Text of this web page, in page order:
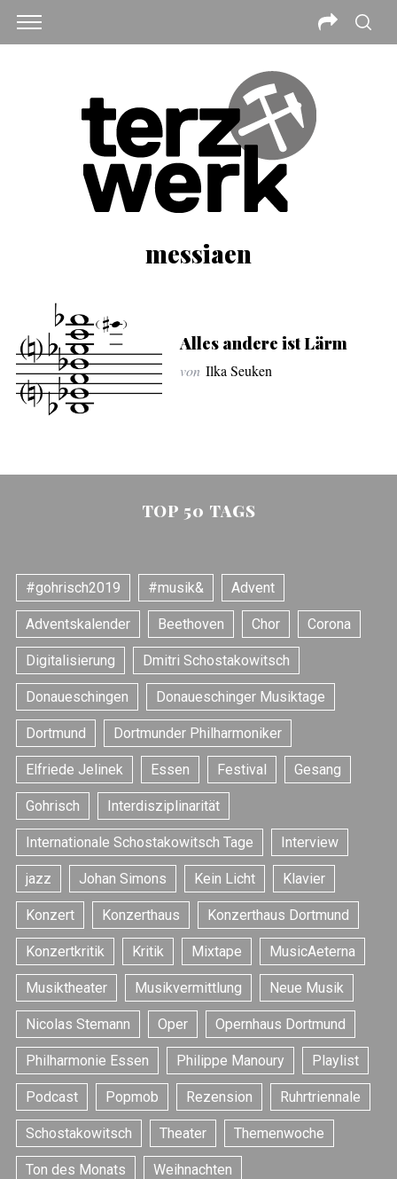
messiaen
Alles andere ist Lärm
von Ilka Seuken
TOP 50 TAGS
#gohrisch2019 #musik& Advent
Adventskalender Beethoven Chor Corona
Digitalisierung Dmitri Schostakowitsch
Donaueschingen Donaueschinger Musiktage
Dortmund Dortmunder Philharmoniker
Elfriede Jelinek Essen Festival Gesang
Gohrisch Interdisziplinarität
Internationale Schostakowitsch Tage Interview
jazz Johan Simons Kein Licht Klavier
Konzert Konzerthaus Konzerthaus Dortmund
Konzertkritik Kritik Mixtape MusicAeterna
Musiktheater Musikvermittlung Neue Musik
Nicolas Stemann Oper Opernhaus Dortmund
Philharmonie Essen Philippe Manoury Playlist
Podcast Popmob Rezension Ruhrtriennale
Schostakowitsch Theater Themenwoche
Ton des Monats Weihnachten
S
e
a
r
c
h
f
o
r
: